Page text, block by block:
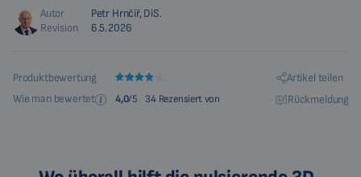
Autor
Petr Hrnčíř, DiS.
Revision
6.5.2026
Produktbewertung
Wie man bewertet
4,0/5 34 Rezensiert von
Artikel teilen
Rückmeldung